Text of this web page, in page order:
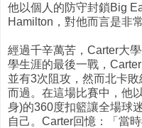
他以個人的防守封鎖Big
Hamilton，對他而言是非
經過千辛萬苦，Carter大
學生涯的最後一戰，
並有3次阻攻，然而北卡
而過。在這場比賽中，他
身)的360度扣籃讓全場球
自己。Carter回憶：「當